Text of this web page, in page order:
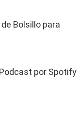
Bolsillo para
por Spotify